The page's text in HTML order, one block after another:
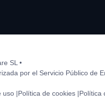
SL •
por el Servicio Público de
uso |Política de cookies |Política